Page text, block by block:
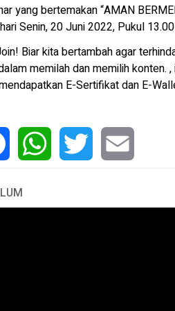
yang bertemakan “AMAN
Senin, 20 Juni 2022, Pukul
Biar kita bertambah agar
memilah dan memilih konten.
E-Sertifikat dan E-